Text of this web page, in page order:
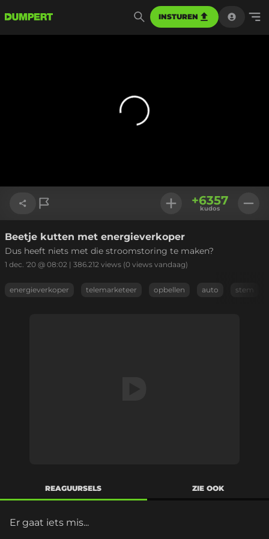
INSTUREN
Link kopiëren
+6357
kudos
Beetje kutten met energieverkoper
Dus heeft niets met die stroomstoring te maken?
1 dec. '20 @ 08:02 | 386.212 views (0 views vandaag)
energieverkoper telemarketeer opbellen auto stem
REAGUURSELS ZIE OOK
Er gaat iets mis...